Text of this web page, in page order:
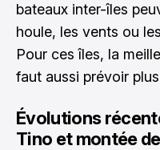
bateaux inter-îles
houle, les vents ou
Pour ces îles, la
faut aussi prévoir
Évolutions
Tino et montée